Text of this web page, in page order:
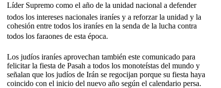
Líder Supremo como el año de la unidad nacional a defender
todos los intereses nacionales iraníes y a reforzar la unidad y la
cohesión entre todos los iraníes en la senda de la lucha contra
todos los faraones de esta época.
Los judíos iraníes aprovechan también este comunicado para
felicitar la fiesta de Pasah a todos los monoteístas del mundo y
señalan que los judíos de Irán se regocijan porque su fiesta haya
coincido con el inicio del nuevo año según el calendario persa.